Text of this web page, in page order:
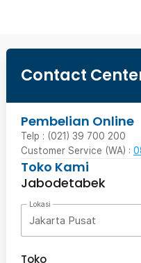
Contact
Pembelian Online
Telp : (021) 39 700 200
Customer Service (WA) :
Toko Kami
Jabodetabek
Lokasi
Jakarta Pusat
Toko